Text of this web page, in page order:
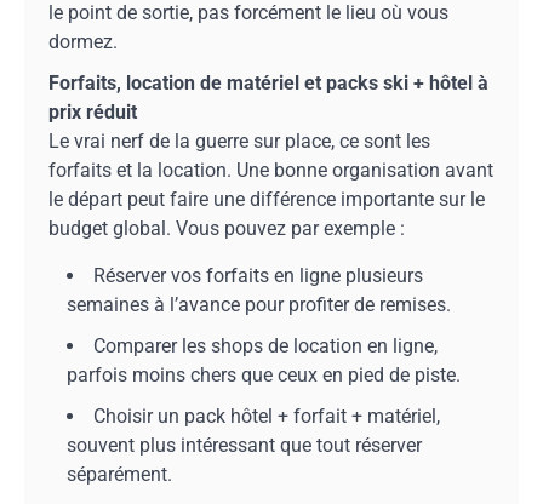
le point de sortie, pas forcément le lieu où vous
dormez.
Forfaits, location de matériel et packs ski + hôtel à
prix réduit
Le vrai nerf de la guerre sur place, ce sont les
forfaits et la location. Une bonne organisation avant
le départ peut faire une différence importante sur le
budget global. Vous pouvez par exemple :
Réserver vos forfaits en ligne plusieurs
semaines à l’avance pour profiter de remises.
Comparer les shops de location en ligne,
parfois moins chers que ceux en pied de piste.
Choisir un pack hôtel + forfait + matériel,
souvent plus intéressant que tout réserver
séparément.